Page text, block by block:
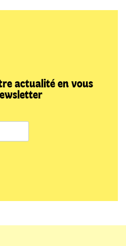
actualité en vous